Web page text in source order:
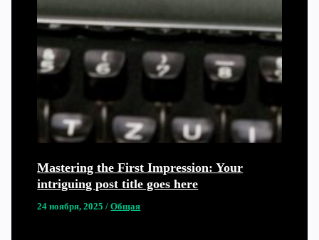
Mastering the First Impression: Your
intriguing post title goes here
24 ноября, 2025/Общая